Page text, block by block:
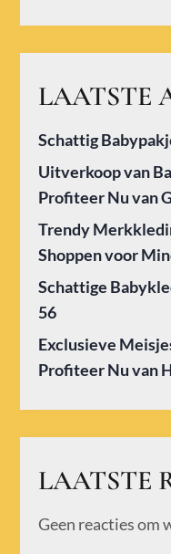
LAATSTE
Schattig
Uitverkoop van
Profiteer Nu van
Trendy
Shoppen voor
Schattige
56
Exclusieve
Profiteer Nu van
LAATSTE
Geen reacties om